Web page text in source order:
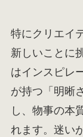
特にクリエイ
新しいことに
はインスピレ
が持つ「明晰
し、物事の本
れます。迷い